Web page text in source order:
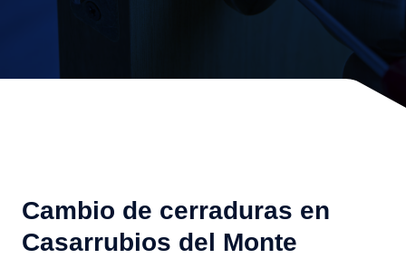
Cambio de cerraduras en
Casarrubios del Monte